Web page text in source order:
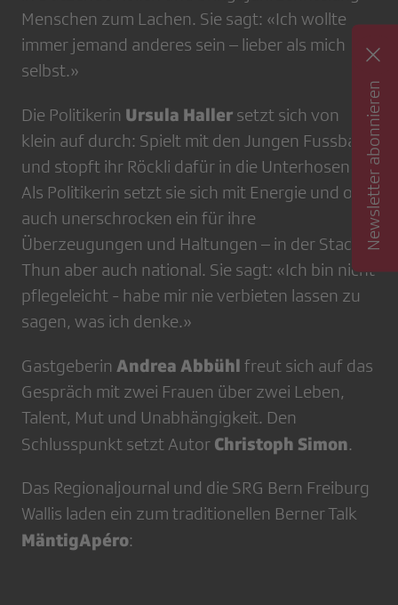
Menschen zum Lachen. Sie sagt: «Ich wollte
immer jemand anderes sein – lieber als mich
selbst.»
Die Politikerin Ursula Haller setzt sich von
klein auf durch: Spielt mit den Jungen Fussball
und stopft ihr Röckli dafür in die Unterhosen.
Als Politikerin setzt sie sich mit Energie und oft
auch unerschrocken ein für ihre
Überzeugungen und Haltungen – in der Stadt
Thun aber auch national. Sie sagt: «Ich bin nicht
pflegeleicht - habe mir nie verbieten lassen zu
sagen, was ich denke.»
Gastgeberin Andrea Abbühl freut sich auf das
Gespräch mit zwei Frauen über zwei Leben,
Talent, Mut und Unabhängigkeit. Den
Schlusspunkt setzt Autor Christoph Simon.
Das Regionaljournal und die SRG Bern Freiburg
Wallis laden ein zum traditionellen Berner Talk
MäntigApéro:
Newsletter abonnieren